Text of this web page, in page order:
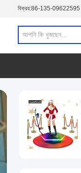
বিক্রয়:86-135-09622595